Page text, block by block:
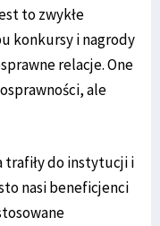
to zwykłe
konkursy i nagrody
relacje. One
ale
trafiły do instytucji i
nasi beneficjenci